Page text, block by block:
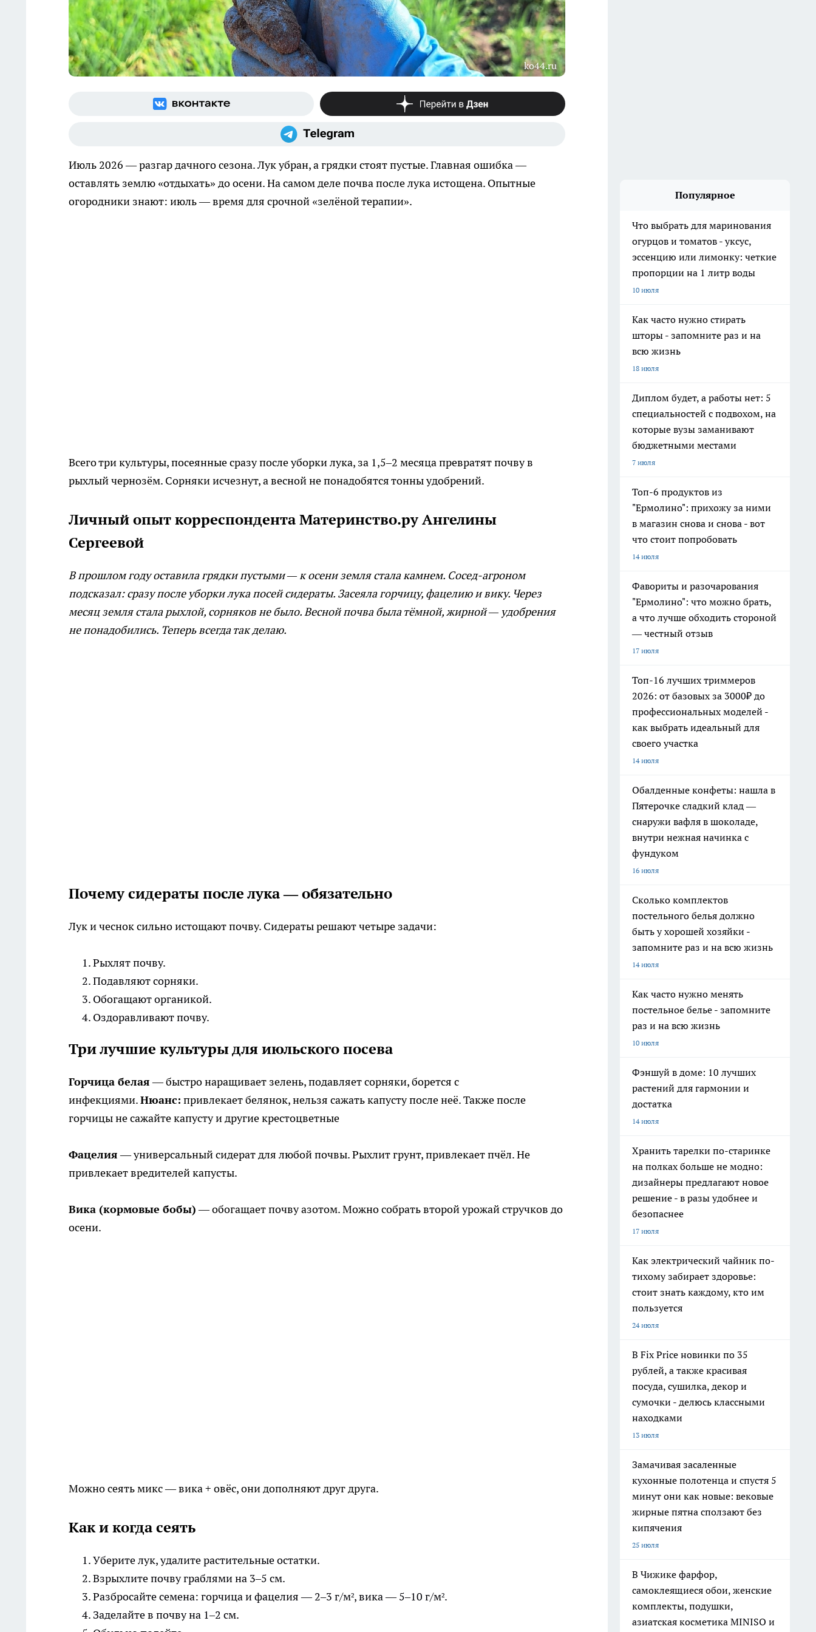
ko44.ru
Июль 2026 — разгар дачного сезона. Лук убран, а грядки стоят пустые. Главная ошибка —
оставлять землю «отдыхать» до осени. На самом деле почва после лука истощена. Опытные
огородники знают: июль — время для срочной «зелёной терапии».
Всего три культуры, посеянные сразу после уборки лука, за 1,5–2 месяца превратят почву в
рыхлый чернозём. Сорняки исчезнут, а весной не понадобятся тонны удобрений.
Личный опыт корреспондента Материнство.ру Ангелины
Сергеевой
В прошлом году оставила грядки пустыми — к осени земля стала камнем. Сосед-агроном
подсказал: сразу после уборки лука посей сидераты. Засеяла горчицу, фацелию и вику. Через
месяц земля стала рыхлой, сорняков не было. Весной почва была тёмной, жирной — удобрения
не понадобились. Теперь всегда так делаю.
Почему сидераты после лука — обязательно
Лук и чеснок сильно истощают почву. Сидераты решают четыре задачи:
Рыхлят почву.
Подавляют сорняки.
Обогащают органикой.
Оздоравливают почву.
Три лучшие культуры для июльского посева
Горчица белая— быстро наращивает зелень, подавляет сорняки, борется с
инфекциями.Нюанс: привлекает белянок, нельзя сажать капусту после неё. Также после
горчицы не сажайте капусту и другие крестоцветные
Фацелия— универсальный сидерат для любой почвы. Рыхлит грунт, привлекает пчёл. Не
привлекает вредителей капусты.
Вика (кормовые бобы)— обогащает почву азотом. Можно собрать второй урожай стручков до
осени.
Можно сеять микс — вика + овёс, они дополняют друг друга.
Как и когда сеять
Уберите лук, удалите растительные остатки.
Взрыхлите почву граблями на 3–5 см.
Разбросайте семена: горчица и фацелия — 2–3 г/м², вика — 5–10 г/м².
Заделайте в почву на 1–2 см.
Популярное
Что выбрать для маринования
огурцов и томатов - уксус,
эссенцию или лимонку: четкие
пропорции на 1 литр воды
10 июля
Как часто нужно стирать
шторы - запомните раз и на
всю жизнь
18 июля
Диплом будет, а работы нет: 5
специальностей с подвохом, на
которые вузы заманивают
бюджетными местами
7 июля
Топ-6 продуктов из
"Ермолино": прихожу за ними
в магазин снова и снова - вот
что стоит попробовать
14 июля
Фавориты и разочарования
"Ермолино": что можно брать,
а что лучше обходить стороной
— честный отзыв
17 июля
Топ-16 лучших триммеров
2026: от базовых за 3000₽ до
профессиональных моделей -
как выбрать идеальный для
своего участка
14 июля
Обалденные конфеты: нашла в
Пятерочке сладкий клад —
снаружи вафля в шоколаде,
внутри нежная начинка с
фундуком
16 июля
Сколько комплектов
постельного белья должно
быть у хорошей хозяйки -
запомните раз и на всю жизнь
14 июля
Как часто нужно менять
постельное белье - запомните
раз и на всю жизнь
10 июля
Фэншуй в доме: 10 лучших
растений для гармонии и
достатка
14 июля
Хранить тарелки по-старинке
на полках больше не модно:
дизайнеры предлагают новое
решение - в разы удобнее и
безопаснее
17 июля
Как электрический чайник по-
тихому забирает здоровье:
стоит знать каждому, кто им
пользуется
24 июля
В Fix Price новинки по 35
рублей, а также красивая
посуда, сушилка, декор и
сумочки - делюсь классными
находками
13 июля
Замачивая засаленные
кухонные полотенца и спустя 5
минут они как новые: вековые
жирные пятна сползают без
кипячения
25 июля
В Чижике фарфор,
самоклеящиеся обои, женские
комплекты, подушки,
азиатская косметика MINISO и